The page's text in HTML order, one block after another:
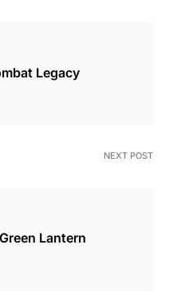
Legacy
NEXT POST
Lantern